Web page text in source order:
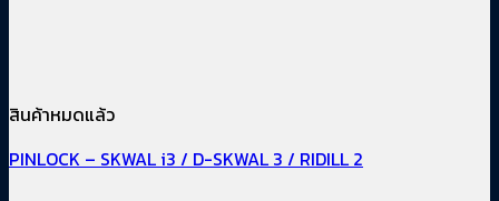
สินค้าหมดแล้ว
PINLOCK – SKWAL i3 / D-SKWAL 3 / RIDILL 2